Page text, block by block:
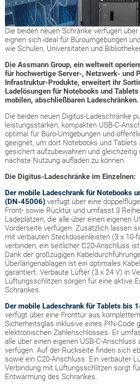
Die beiden neuen Schränke verfügen
eignen sich ideal für Büroumgebungen
wie Schulen, Universitäten und
Die Assmann Group, ein weltweit
für hochwertige Server-, Netzwerk- und
Infrastruktur-Produkte, erweitert ihr
Ladelösungen für Notebooks und
mobilen, abschließbaren Ladeschränken.
Die beiden neuen Digitus-Ladeschränke
leistungsstarken, kompakten USB-C-
optimal für Büro-Umgebungen und
geeignet, um dort Notebooks und Tablets
gesichert aufzubewahren und gleichzeitig
nächste Nutzung aufladen zu können.
Die Digitus-Ladeschränke im Einzelnen:
Der mobile Ladeschrank für Notebooks
(DN-45006) verfügt über eine
Front- sowie Rücktür und umfasst 3
Ladeplätzen, die alle über einen eigenen
Vorderseite verfügen. Zusätzlich lassen
mit verbauten Steckdosenleisten (3 x 10-
verbinden, ein seitlicher C20-Anschluss
Dank der großzügigen
Überlängenablagen ist ein optimales
garantiert. Verbaute Lüfter (3 x 24 V) in
Lüftungsschlitzen sorgen für eine aktive
Schrankes.
Der mobile Ladeschrank für Tablets bis
verfügt über eine Fronttür aus
Sicherheitsglas inklusive eines PIN-Code
elektronischen Zahlenschlosses. Er
alle über einen eigenen USB-C-Anschluss
verfügen. Auf der Rückseite finden sich
sowie ein C20-Anschluss. Ein verbauter
Verbindung mit Lüftungsschlitzen sorgt
Entwärmung des Schrankes.